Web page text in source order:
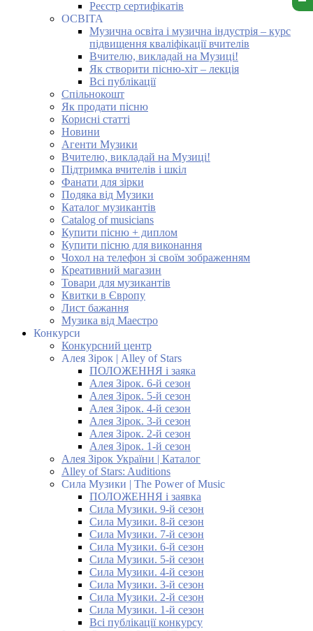
Реєстр сертифікатів
ОСВІТА
Музична освіта і музична індустрія – курс
підвищення кваліфікації вчителів
Вчителю, викладай на Музиці!
Як створити пісню-хіт – лекція
Всі публікації
Спільнокошт
Як продати пісню
Корисні статті
Новини
Агенти Музики
Вчителю, викладай на Музиці!
Підтримка вчителів і шкіл
Фанати для зірки
Подяка від Музики
Каталог музикантів
Catalog of musicians
Купити пісню + диплом
Купити пісню для виконання
Чохол на телефон зі своїм зображенням
Креативний магазин
Товари для музикантів
Квитки в Європу
Лист бажання
Музика від Маестро
Конкурси
Конкурсний центр
Алея Зірок | Alley of Stars
ПОЛОЖЕННЯ і заяка
Алея Зірок. 6-й сезон
Алея Зірок. 5-й сезон
Алея Зірок. 4-й сезон
Алея Зірок. 3-й сезон
Алея Зірок. 2-й сезон
Алея Зірок. 1-й сезон
Алея Зірок України | Каталог
Alley of Stars: Auditions
Сила Музики | The Power of Music
ПОЛОЖЕННЯ і заявка
Сила Музики. 9-й сезон
Сила Музики. 8-й сезон
Сила Музики. 7-й сезон
Сила Музики. 6-й сезон
Сила Музики. 5-й сезон
Сила Музики. 4-й сезон
Сила Музики. 3-й сезон
Сила Музики. 2-й сезон
Сила Музики. 1-й сезон
Всі публікації конкурсу